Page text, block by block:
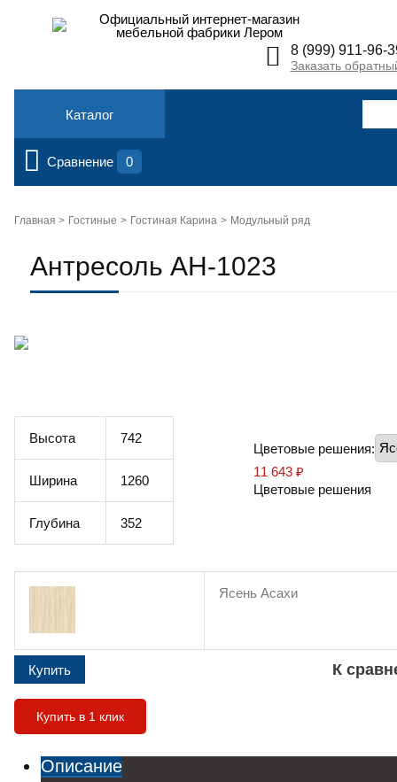
Официальный интернет-магазин
мебельной фабрики Лером
8 (999) 911-96-
Заказать
Каталог
Сравнение 0
Главная > Гостиные Гостиная Карина Модульный ряд
Антресоль АН-1023
Высота 742
Ширина 1260
Глубина 352
Цветовые решения:
11 643 ₽
Цветовые решения
Ясень Асахи
К
Купить в 1 клик
Описание